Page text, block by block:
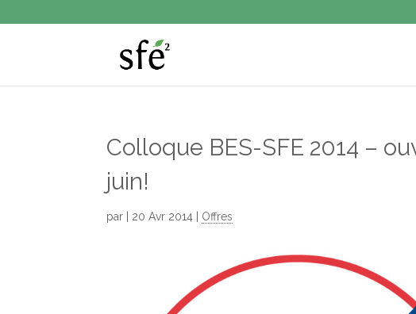
Colloque BES-SFE 2014 –
juin!
par 20 Avr 2014 Offres